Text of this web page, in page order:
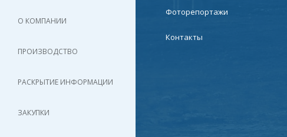
О КОМПАНИИ
ПРОИЗВОДСТВО
РАСКРЫТИЕ ИНФОРМАЦИИ
ЗАКУПКИ
Фоторепортажи
Контакты